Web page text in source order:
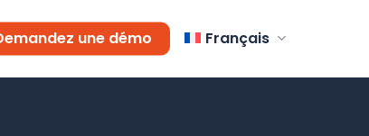
une démo Français